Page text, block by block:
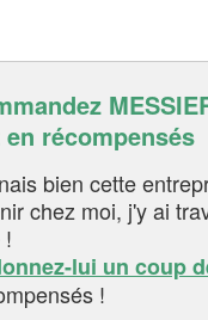
récompensés
bien cette
chez moi, j'y ai
!
lui un coup
!